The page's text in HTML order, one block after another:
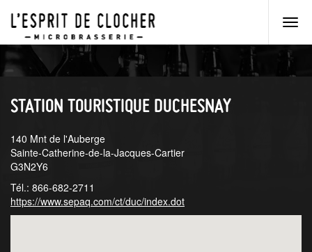
Aller
au
menu
Aller
au
contenu
STATION TOURISTIQUE DUCHESNAY
140 Mnt de l'Auberge
Sainte-Catherine-de-la-Jacques-Cartier
G3N2Y6
Tél.: 866-682-2711
https://www.sepaq.com/ct/duc/index.dot